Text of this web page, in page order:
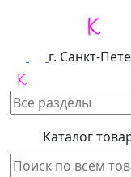
г. Санкт-
Каталог